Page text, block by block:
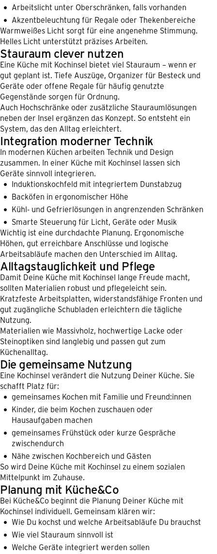
Arbeitslicht unter Oberschränken, falls vorhanden
Akzentbeleuchtung für Regale oder Thekenbereiche
Warmweißes Licht sorgt für eine angenehme Stimmung.
Helles Licht unterstützt präzises Arbeiten.
Stauraum clever nutzen
Eine Küche mit Kochinsel bietet viel Stauraum – wenn er
gut geplant ist. Tiefe Auszüge, Organizer für Besteck und
Geräte oder offene Regale für häufig genutzte
Gegenstände sorgen für Ordnung.
Auch Hochschränke oder zusätzliche Stauraumlösungen
neben der Insel ergänzen das Konzept. So entsteht ein
System, das den Alltag erleichtert.
Integration moderner Technik
In modernen Küchen arbeiten Technik und Design
zusammen. In einer Küche mit Kochinsel lassen sich
Geräte sinnvoll integrieren.
Induktionskochfeld mit integriertem Dunstabzug
Backöfen in ergonomischer Höhe
Kühl- und Gefrierlösungen in angrenzenden Schränken
Smarte Steuerung für Licht, Geräte oder Musik
Wichtig ist eine durchdachte Planung. Ergonomische
Höhen, gut erreichbare Anschlüsse und logische
Arbeitsabläufe machen den Unterschied im Alltag.
Alltagstauglichkeit und Pflege
Damit Deine Küche mit Kochinsel lange Freude macht,
sollten Materialien robust und pflegeleicht sein.
Kratzfeste Arbeitsplatten, widerstandsfähige Fronten und
gut zugängliche Schubladen erleichtern die tägliche
Nutzung.
Materialien wie Massivholz, hochwertige Lacke oder
Steinoptiken sind langlebig und passen gut zum
Küchenalltag.
Die gemeinsame Nutzung
Eine Kochinsel verändert die Nutzung Deiner Küche. Sie
schafft Platz für:
gemeinsames Kochen mit Familie und Freund:innen
Kinder, die beim Kochen zuschauen oder
Hausaufgaben machen
gemeinsames Frühstück oder kurze Gespräche
zwischendurch
Nähe zwischen Kochbereich und Gästen
So wird Deine Küche mit Kochinsel zu einem sozialen
Mittelpunkt im Zuhause.
Planung mit Küche&Co
Bei Küche&Co beginnt die Planung Deiner Küche mit
Kochinsel individuell. Gemeinsam klären wir:
Wie Du kochst und welche Arbeitsabläufe Du brauchst
Wie viel Stauraum sinnvoll ist
Welche Geräte integriert werden sollen